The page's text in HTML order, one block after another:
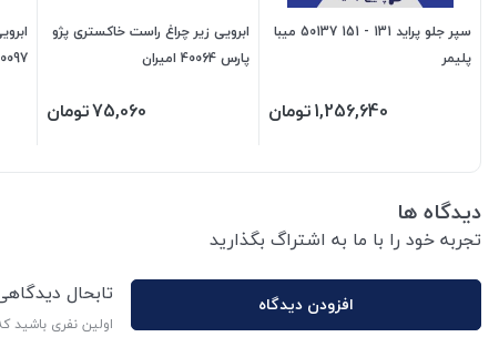
سپر جلو پراید 131 - 151 50137 میبا
پلیمر
1,256,640تومان
ابرویی زیر چراغ راست خاکستری پژو
پارس 40064 امیران
75,060تومان
40097
دیدگاه ها
تجربه خود را با ما به اشتراگ بگذارید
افزودن دیدگاه تابحال
اولین نفری باشید